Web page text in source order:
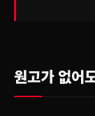
원고가 없어